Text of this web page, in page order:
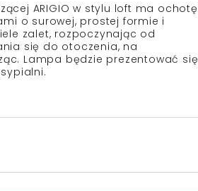
ARIGIO w stylu loft ma ochotę
o surowej, prostej formie i
zalet, rozpoczynając od
się do otoczenia, na
Lampa będzie prezentować się